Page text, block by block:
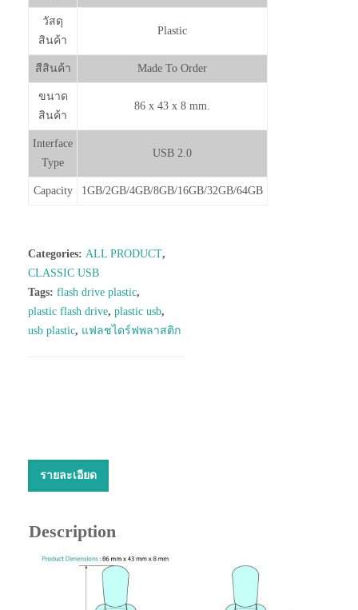
วัสดุ
สินค้า
Plastic
สีสินค้า Made To Order
ขนาด
สินค้า
86 x 43 x 8 mm.
Interface
Type
USB 2.0
Capacity 1GB/2GB/4GB/8GB/16GB/32GB/64GB
Categories: ALL PRODUCT,
CLASSIC USB
Tags: flash drive plastic,
plastic flash drive, plastic usb,
usb plastic, แฟลชไดร์ฟพลาสติก
รายละเอียด
Description